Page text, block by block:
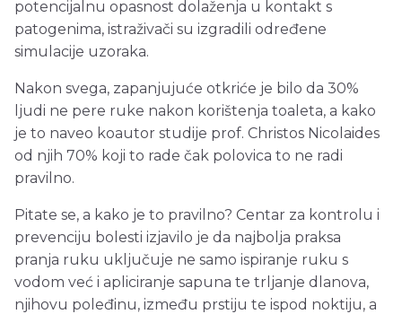
potencijalnu opasnost dolaženja u kontakt s
patogenima, istraživači su izgradili određene
simulacije uzoraka.
Nakon svega, zapanjujuće otkriće je bilo da 30%
ljudi ne pere ruke nakon korištenja toaleta, a kako
je to naveo koautor studije prof. Christos Nicolaides
od njih 70% koji to rade čak polovica to ne radi
pravilno.
Pitate se, a kako je to pravilno? Centar za kontrolu i
prevenciju bolesti izjavilo je da najbolja praksa
pranja ruku uključuje ne samo ispiranje ruku s
vodom već i apliciranje sapuna te trljanje dlanova,
njihovu poleđinu, između prstiju te ispod noktiju, a